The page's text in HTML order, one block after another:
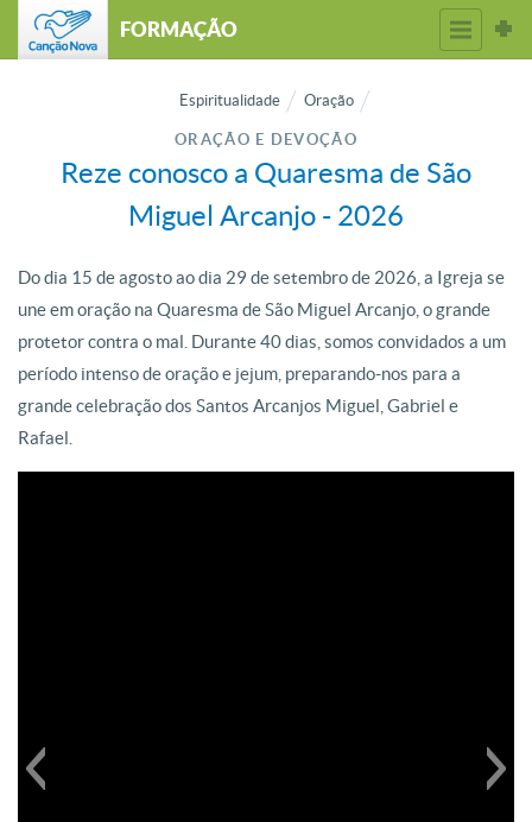
FORMAÇÃO
Espiritualidade Oração
ORAÇÃO E DEVOÇÃO
Reze conosco a Quaresma de São
Miguel Arcanjo - 2026
Do dia 15 de agosto ao dia 29 de setembro de 2026, a Igreja se
une em oração na Quaresma de São Miguel Arcanjo, o grande
protetor contra o mal. Durante 40 dias, somos convidados a um
período intenso de oração e jejum, preparando-nos para a
grande celebração dos Santos Arcanjos Miguel, Gabriel e
Rafael.